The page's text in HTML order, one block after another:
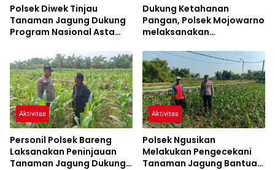
Polsek Diwek Tinjau
Tanaman Jagung Dukung
Program Nasional Asta
Dukung Ketahanan
Pangan, Polsek Mojowarno
melaksanakan
Jagung
Aktivitas
Personil Polsek Bareng
Laksanakan Peninjauan
Tanaman Jagung Dukung
Aktivitas
Polsek Ngusikan
Melakukan Pengecekani
Tanaman Jagung Bantuan